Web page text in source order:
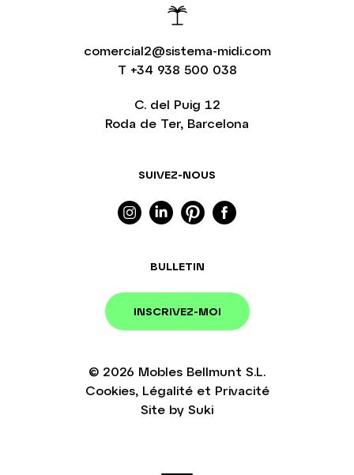
comercial2@sistema-midi.com
T +34 938 500 038
SUIVEZ-NOUS
BULLETIN
INSCRIVEZ-MOI
C. del Puig 12
Roda de Ter, Barcelona
© 2026 Mobles Bellmunt S.L.
Cookies, Légalitéet Privacité
Site by Suki